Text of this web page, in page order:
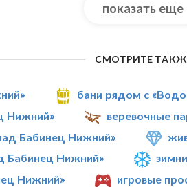
показать еще
СМОТРИТЕ
бани рядом с
Нижний»
веревочные
Бабинец Нижний»
Бабинец Нижний»
Нижний»
игровые